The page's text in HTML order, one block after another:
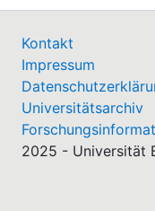
Kontakt
Impressum
Universitätsarchiv
2025 - Universität